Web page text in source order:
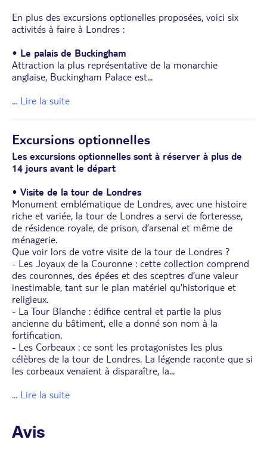
En plus des excursions optionelles proposées, voici six
activités à faire à Londres :
• Le palais de Buckingham
Attraction la plus représentative de la monarchie
anglaise, Buckingham Palace est...
... Lire la suite
Excursions optionnelles
Les excursions optionnelles sont à réserver à plus de
14 jours avant le départ
• Visite de la tour de Londres
Monument emblématique de Londres, avec une histoire
riche et variée, la tour de Londres a servi de forteresse,
de résidence royale, de prison, d’arsenal et même de
ménagerie.
Que voir lors de votre visite de la tour de Londres ?
- Les Joyaux de la Couronne : cette collection comprend
des couronnes, des épées et des sceptres d’une valeur
inestimable, tant sur le plan matériel qu’historique et
religieux.
- La Tour Blanche : édifice central et partie la plus
ancienne du bâtiment, elle a donné son nom à la
fortification.
- Les Corbeaux : ce sont les protagonistes les plus
célèbres de la tour de Londres. La légende raconte que si
les corbeaux venaient à disparaître, la...
... Lire la suite
Avis